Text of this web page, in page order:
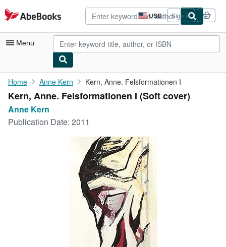
Skip to main content
AbeBooks.com USD
Site
shopping
preferences
Sign in
Menu
My Account
My Purchases
Home Anne Kern Kern, Anne. Felsformationen I
Kern, Anne. Felsformationen I (Soft cover)
Anne Kern
Publication Date: 2011